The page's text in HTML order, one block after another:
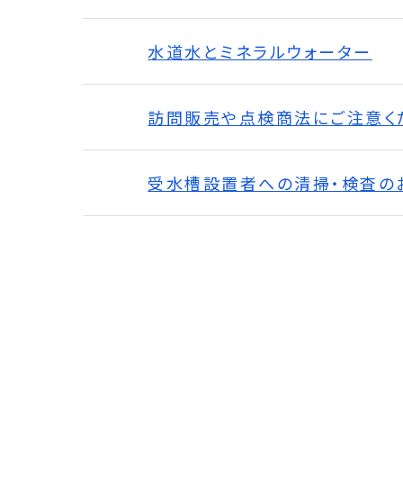
水道水とミネラルウォーター
訪問販売や点検商法にご注意く
受水槽設置者への清掃・検査の